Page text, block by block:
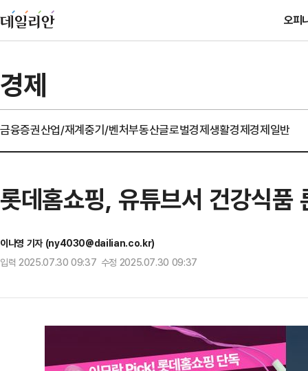
오피
경제
금융증권산업/재계중기/벤처부동산글로벌경제생활경제경제일반
롯데홈쇼핑, 유튜브서 건강식
이나영 기자 (ny4030@dailian.co.kr)
입력 2025.07.30 09:37 수정 2025.07.30 09:37